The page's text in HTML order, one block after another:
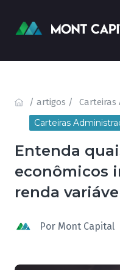
/ artigos /
Carteiras
Carteiras
Entenda
econômicos
renda
Por Mont Capital